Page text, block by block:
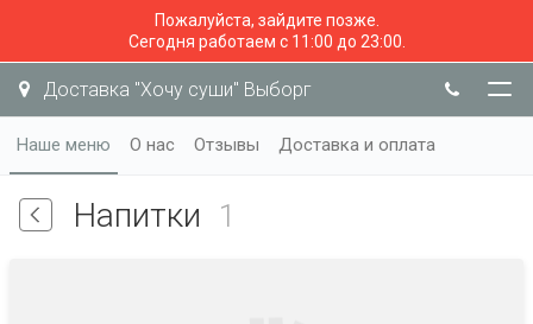
Пожалуйста, зайдите позже.
Сегодня работаем с 11:00 до 23:00.
Доставка "Хочу суши" Выборг
Наше меню О нас Отзывы Доставка и оплата
Напитки 1